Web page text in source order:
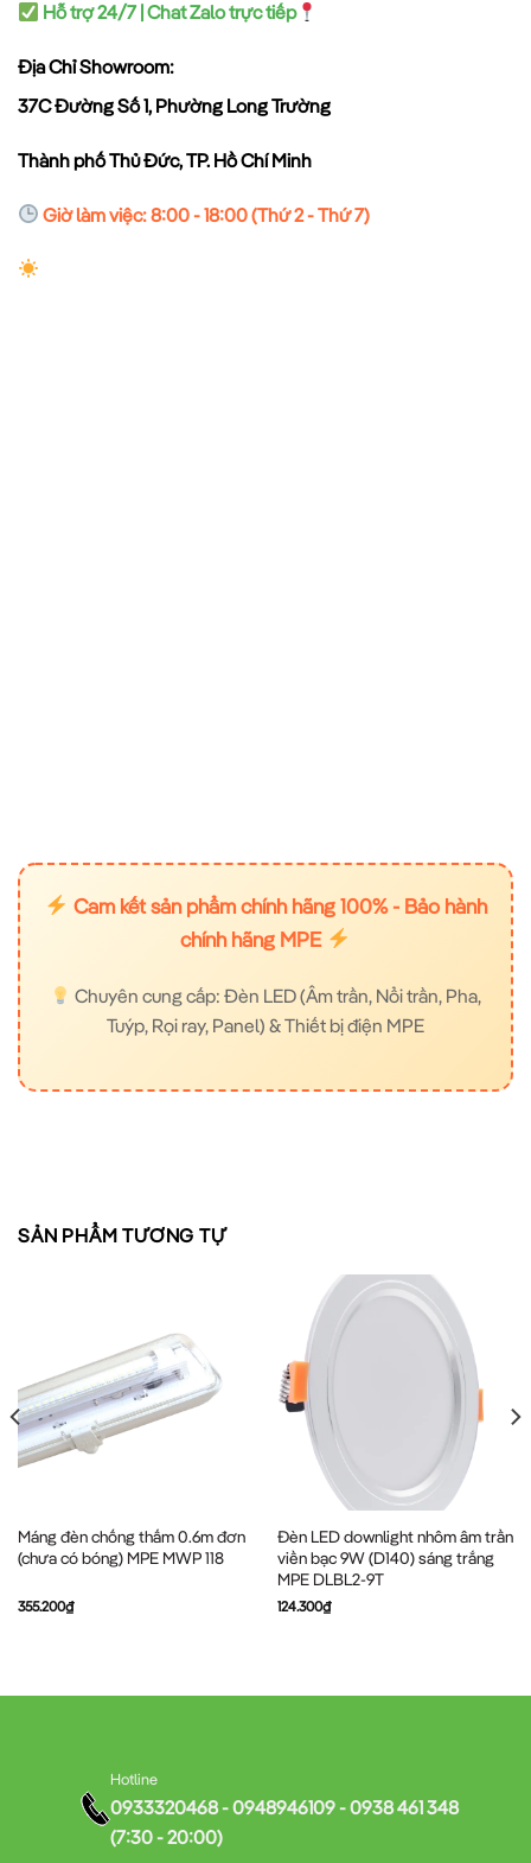
Hỗ trợ 24/7 | Chat Zalo trực tiếp
Địa Chỉ Showroom:
37C Đường Số 1, Phường Long Trường
Thành phố Thủ Đức, TP. Hồ Chí Minh
Giờ làm việc: 8:00 - 18:00 (Thứ 2 - Thứ 7)
Cam kết sản phẩm chính hãng 100% - Bảo hành
chính hãng MPE
Chuyên cung cấp: Đèn LED (Âm trần, Nổi trần, Pha,
Tuýp, Rọi ray, Panel) & Thiết bị điện MPE
SẢN PHẨM TƯƠNG TỰ
Máng đèn chống thấm 0.6m đơn
(chưa có bóng) MPE MWP 118
355.200₫
Đèn LED downlight nhôm âm trần
viền bạc 9W (D140) sáng trắng
MPE DLBL2-9T
124.300₫
Hotline
0933320468 - 0948946109 - 0938 461 348
(7:30 - 20:00)